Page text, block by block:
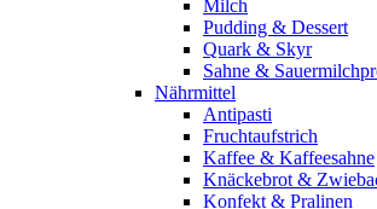
Milch
Pudding & Dessert
Quark & Skyr
Sahne &
Nährmittel
Antipasti
Fruchtaufstrich
Kaffee & Kaffeesahne
Knäckebrot &
Konfekt & Pralinen